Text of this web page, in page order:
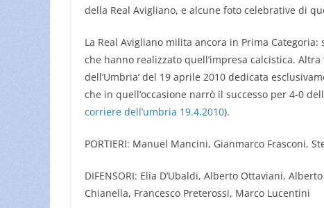
della Real Avigliano, e alcune foto celebrative di
La Real Avigliano milita ancora in Prima
che hanno realizzato quell’impresa calcistica. Altra
dell’Umbria’ del 19 aprile 2010 dedicata
che in quell’occasione narrò il successo per 4-0
corriere dell’umbria 19.4.2010).
PORTIERI: Manuel Mancini, Gianmarco Frasconi,
DIFENSORI: Elia D’Ubaldi, Alberto Ottaviani,
Chianella, Francesco Preterossi, Marco Lucentini